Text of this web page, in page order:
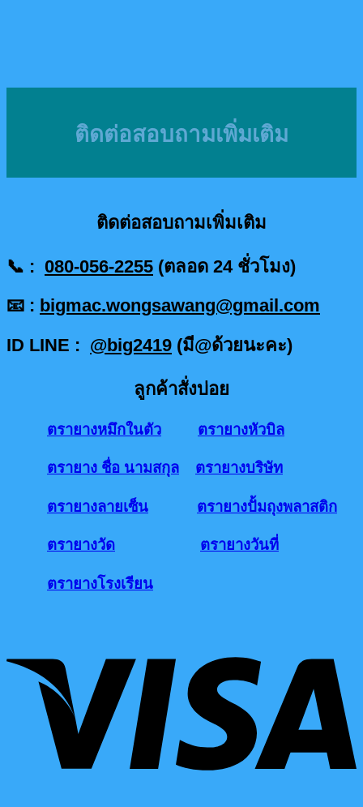
ติดต่อสอบถามเพิ่มเติม
ติดต่อสอบถามเพิ่มเติม
📞 : 080-056-2255 (ตลอด 24 ชั่วโมง)
📧 : bigmac.wongsawang@gmail.com
ID LINE : @big2419 (มี@ด้วยนะคะ)
ลูกค้าสั่งบ่อย
ตรายางหมึกในตัว ตรายางหัวบิล
ตรายาง ชื่อ นามสกุล ตรายางบริษัท
ตรายางลายเซ็น ตรายางปั้มถุงพลาสติก
ตรายางวัด ตรายางวันที่
ตรายางโรงเรียน